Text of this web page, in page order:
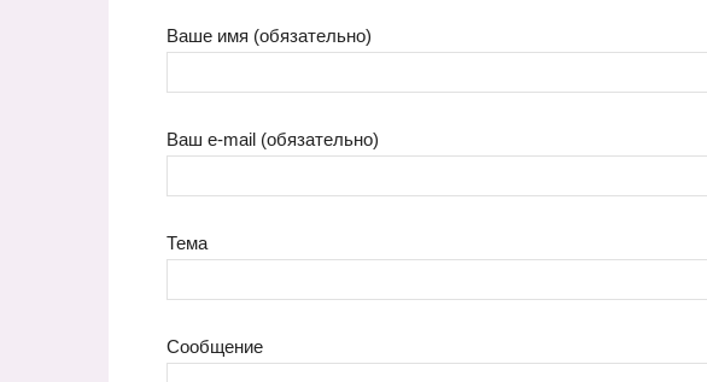
Ваше имя (обязательно)
Ваш e-mail (обязательно)
Тема
Сообщение